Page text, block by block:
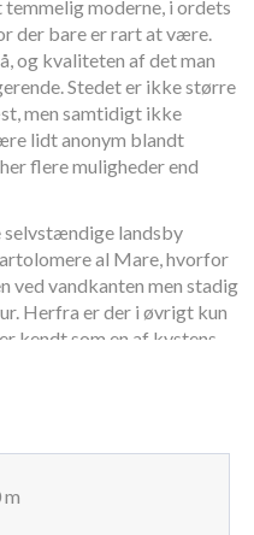
moderne, i ordets
der bare er rart at være.
og kvaliteten af det man
Stedet er ikke større
men samtidigt ikke
lidt anonym blandt
flere muligheder end
selvstændige landsby
al Mare, hvorfor
ved vandkanten men stadig
Herfra er der i øvrigt kun
kendt som en af kystens
bevarede småbyer. Her
kyst.
sig i kast med, men mindre
selve resortet, der byder
pool-område med hhv.